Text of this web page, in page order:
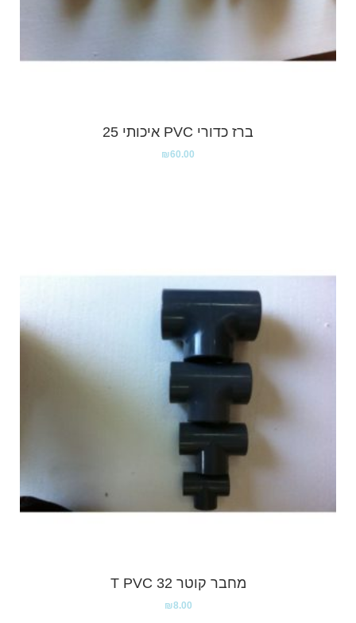
ברז כדורי PVC איכותי 25
₪60.00
מחבר קוטר 32 T PVC
₪8.00